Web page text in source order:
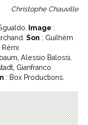
Christophe Chauville
Image :
Son : Guilhèm
Alessio Balossi,
Gianfranco
: Box Productions.